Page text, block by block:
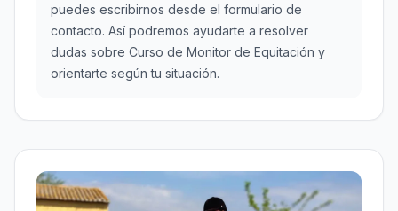
puedes escribirnos desde el formulario de
contacto. Así podremos ayudarte a resolver
dudas sobre Curso de Monitor de Equitación y
orientarte según tu situación.